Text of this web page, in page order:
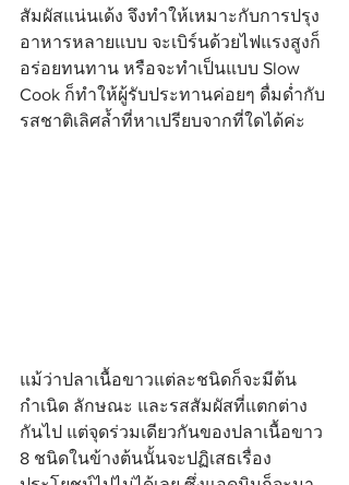
สัมผัสแน่นเด้ง จึงทำให้เหมาะกับการปรุง
อาหารหลายแบบ จะเบิร์นด้วยไฟแรงสูงก็
อร่อยทนทาน หรือจะทำเป็นแบบ Slow
Cook ก็ทำให้ผู้รับประทานค่อยๆ ดื่มด่ำกับ
รสชาติเลิศล้ำที่หาเปรียบจากที่ใดได้ค่ะ
แม้ว่าปลาเนื้อขาวแต่ละชนิดก็จะมีต้น
กำเนิด ลักษณะ และรสสัมผัสที่แตกต่าง
กันไป แต่จุดร่วมเดียวกันของปลาเนื้อขาว
8 ชนิดในข้างต้นนั้นจะปฏิเสธเรื่อง